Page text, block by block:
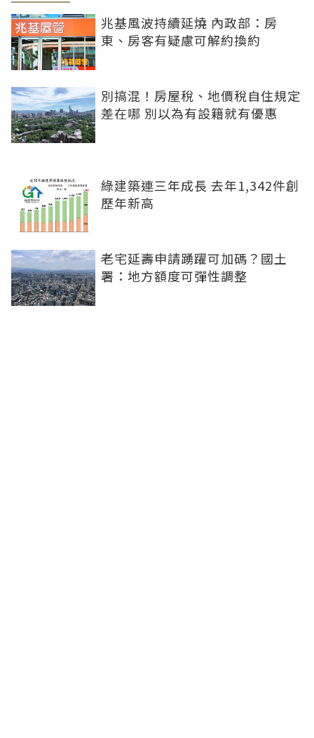
兆基風波持續延燒 內政部：房
東、房客有疑慮可解約換約
別搞混！房屋稅、地價稅自住規定
差在哪 別以為有設籍就有優惠
綠建築連三年成長 去年1,342件創
歷年新高
老宅延壽申請踴躍可加碼？國土
署：地方額度可彈性調整